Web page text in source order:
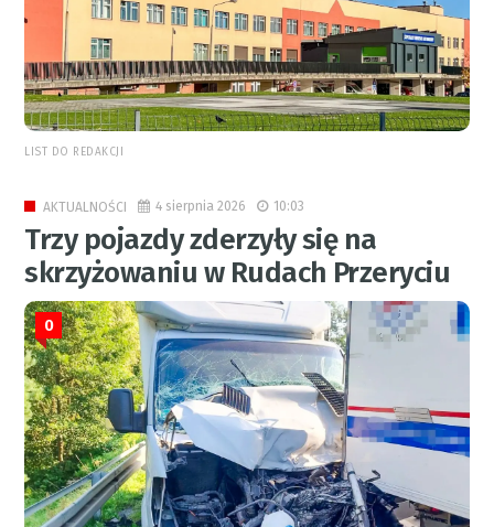
LIST DO REDAKCJI
AKTUALNOŚCI 4 sierpnia 2026 10:03
Trzy pojazdy zderzyły się na
skrzyżowaniu w Rudach Przeryciu
0